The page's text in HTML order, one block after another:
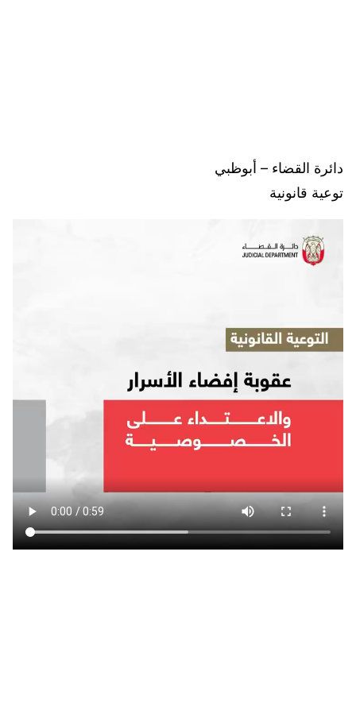
دائرة القضاء – أبوظبي
توعية قانونية